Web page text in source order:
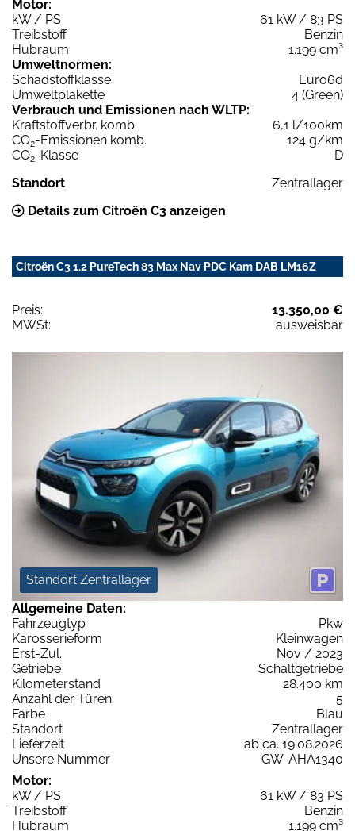
Motor:
kW / PS
61 kW / 83 PS
Treibstoff
Benzin
Hubraum
1.199 cm³
Umweltnormen:
Schadstoffklasse
Euro6d
Umweltplakette
4 (Green)
Verbrauch und Emissionen nach WLTP:
Kraftstoffverbr. komb.
6,1 l/100km
CO2-Emissionen komb.
124 g/km
CO2-Klasse
D
Standort
Zentrallager
Details zum Citroën C3 anzeigen
Citroën C3 1.2 PureTech 83 Max Nav PDC Kam DAB LM16Z
Preis:
13.350,00 €
MWSt:
ausweisbar
Standort Zentrallager
Allgemeine Daten:
Fahrzeugtyp
Pkw
Karosserieform
Kleinwagen
Erst-Zul.
Nov / 2023
Getriebe
Schaltgetriebe
Kilometerstand
28.400 km
Anzahl der Türen
5
Farbe
Blau
Standort
Zentrallager
Lieferzeit
ab ca. 19.08.2026
Unsere Nummer
GW-AHA1340
Motor:
kW / PS
61 kW / 83 PS
Treibstoff
Benzin
Hubraum
1.199 cm³